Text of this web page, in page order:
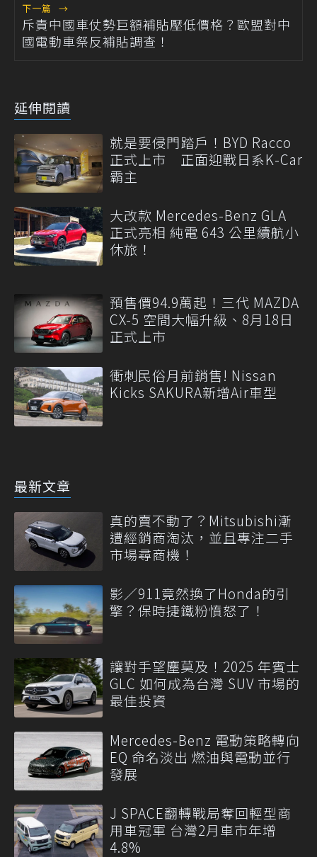
下一篇 →
斥責中國車仗勢巨額補貼壓低價格？歐盟對中
國電動車祭反補貼調查！
延伸閱讀
就是要侵門踏戶！BYD Racco
正式上市 正面迎戰日系K-Car
霸主
大改款 Mercedes-Benz GLA
正式亮相 純電 643 公里續航小
休旅！
預售價94.9萬起！三代 MAZDA
CX-5 空間大幅升級、8月18日
正式上市
衝刺民俗月前銷售! Nissan
Kicks SAKURA新增Air車型
最新文章
真的賣不動了？Mitsubishi漸
遭經銷商淘汰，並且專注二手
市場尋商機！
影／911竟然換了Honda的引
擎？保時捷鐵粉憤怒了！
讓對手望塵莫及！2025 年賓士
GLC 如何成為台灣 SUV 市場的
最佳投資
Mercedes-Benz 電動策略轉向
EQ 命名淡出 燃油與電動並行
發展
J SPACE翻轉戰局奪回輕型商
用車冠軍 台灣2月車市年增
4.8%